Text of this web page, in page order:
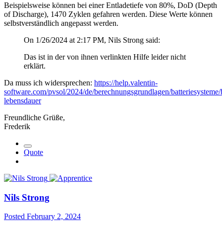
Beispielsweise können bei einer Entladetiefe von 80%, DoD (Depth
of Discharge), 1470 Zyklen gefahren werden. Diese Werte können
selbstverständlich angepasst werden.
On 1/26/2024 at 2:17 PM, Nils Strong said:
Das ist in der von ihnen verlinkten Hilfe leider nicht
erklärt.
Da muss ich widersprechen: https://help.valentin-
software.com/pvsol/2024/de/berechnungsgrundlagen/
lebensdauer
Freundliche Grüße,
Frederik
Quote
Nils Strong
Posted February 2, 2024